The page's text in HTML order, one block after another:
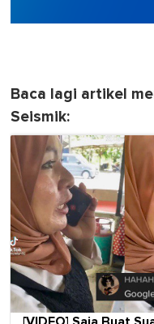
Baca lagi artikel
Seismik: